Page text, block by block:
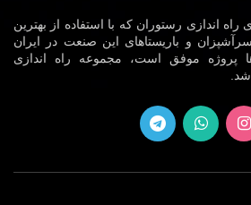
اندازی رستوران که با استفاده از بهترین
و باریستاهای این صنعت در ایران
پروژه موفق است، مجموعه راه اندازی